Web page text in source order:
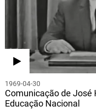
1969-04-30
Comunicação de José
Educação Nacional